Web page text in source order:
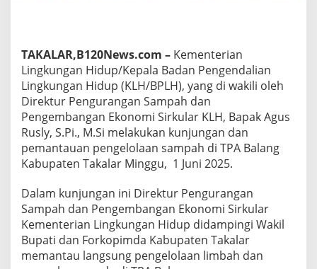
u
n
g
n
K
e
r
j
a
e
m
e
n
t
e
TAKALAR,B120News.com – Kementerian
Lingkungan Hidup/Kepala Badan Pengendalian
Lingkungan Hidup (KLH/BPLH), yang di wakili oleh
Direktur Pengurangan Sampah dan
Pengembangan Ekonomi Sirkular KLH, Bapak Agus
Rusly, S.Pi., M.Si melakukan kunjungan dan
pemantauan pengelolaan sampah di TPA Balang
Kabupaten Takalar Minggu, 1 Juni 2025.
Dalam kunjungan ini Direktur Pengurangan
Sampah dan Pengembangan Ekonomi Sirkular
Kementerian Lingkungan Hidup didampingi Wakil
Bupati dan Forkopimda Kabupaten Takalar
memantau langsung pengelolaan limbah dan